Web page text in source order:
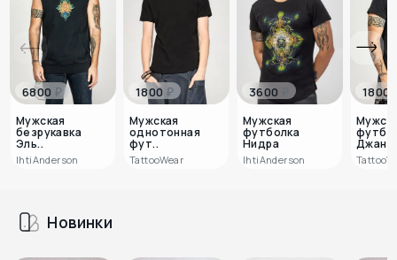
6800 ₽
Мужская
безрукавка
Эль..
IhtiAnderson
1800 ₽
Мужская
однотонная
фут..
TattooWear
3600
Мужская
футболка
Нидра
IhtiAnderson
1800
Новинки